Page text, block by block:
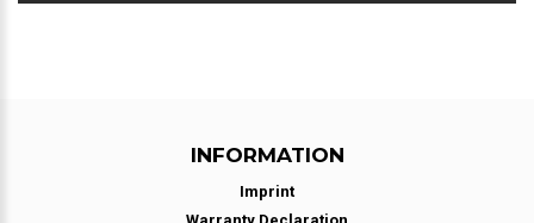
INFORMATION
Imprint